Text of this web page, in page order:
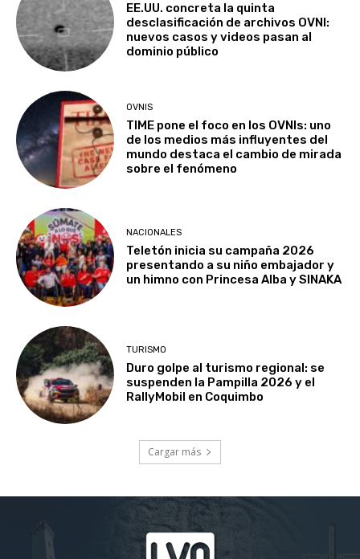
EE.UU. concreta la quinta
desclasificación de archivos OVNI:
nuevos casos y videos pasan al
dominio público
OVNIS
TIME pone el foco en los OVNIs: uno
de los medios más influyentes del
mundo destaca el cambio de mirada
sobre el fenómeno
NACIONALES
Teletón inicia su campaña 2026
presentando a su niño embajador y
un himno con Princesa Alba y SINAKA
TURISMO
Duro golpe al turismo regional: se
suspenden la Pampilla 2026 y el
RallyMobil en Coquimbo
Cargar más